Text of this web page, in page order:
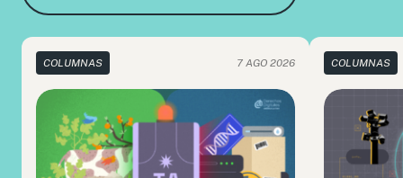
COLUMNAS 7 AGO 2026 COLUMNAS